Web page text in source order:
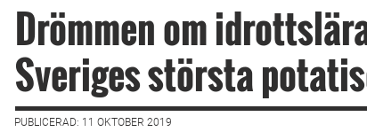
Drömmen om
Sveriges största
PUBLICERAD: 11 OKTOBER 2019